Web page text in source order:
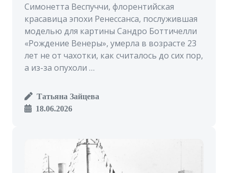
Симонетта Веспуччи, флорентийская
красавица эпохи Ренессанса, послужившая
моделью для картины Сандро Боттичелли
«Рождение Венеры», умерла в возрасте 23
лет не от чахотки, как считалось до сих пор,
а из-за опухоли …
Татьяна Зайцева
18.06.2026